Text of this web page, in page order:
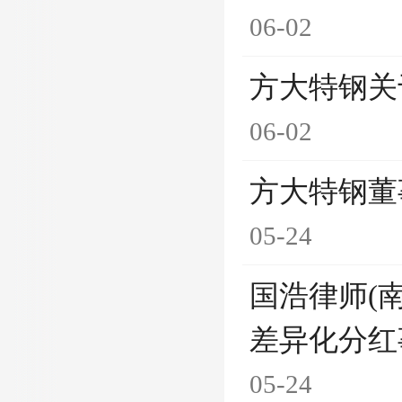
06-02
方大特钢
06-02
方大特钢
05-24
国浩律师(
差异化分
05-24